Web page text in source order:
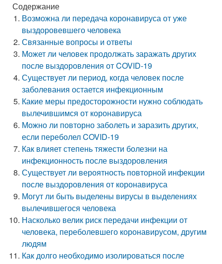
Содержание
Возможна ли передача коронавируса от уже
выздоровевшего человека
Связанные вопросы и ответы
Может ли человек продолжать заражать других
после выздоровления от COVID-19
Существует ли период, когда человек после
заболевания остается инфекционным
Какие меры предосторожности нужно соблюдать
вылечившимся от коронавируса
Можно ли повторно заболеть и заразить других,
если переболел COVID-19
Как влияет степень тяжести болезни на
инфекционность после выздоровления
Существует ли вероятность повторной инфекции
после выздоровления от коронавируса
Могут ли быть выделены вирусы в выделениях
вылечившегося человека
Насколько велик риск передачи инфекции от
человека, переболевшего коронавирусом, другим
людям
Как долго необходимо изолироваться после